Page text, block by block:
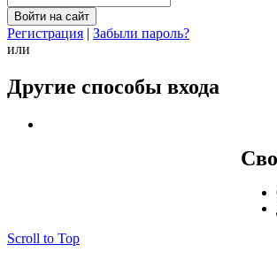
Регистрация | Забыли пароль?
или
Другие способы входа
Scroll to Top